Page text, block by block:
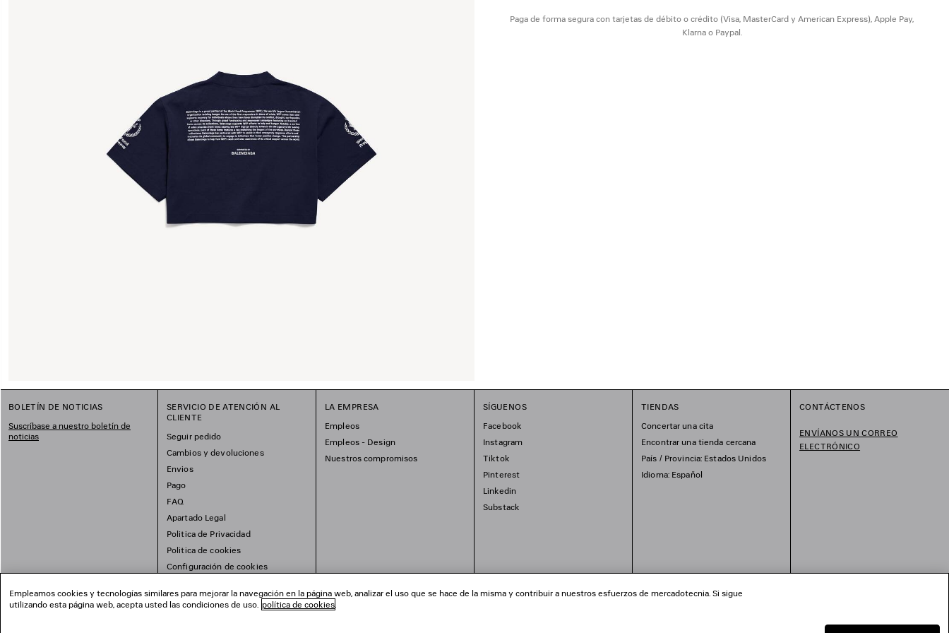
Paga de forma segura con tarjetas de débito o crédito (Visa, MasterCard y American Express), Apple Pay,
Klarna o Paypal.
BOLETÍN DE NOTICIAS
Suscríbase a nuestro boletín de
noticias
SERVICIO DE ATENCIÓN AL
CLIENTE
Seguir pedido
Cambios y devoluciones
Envios
Pago
FAQ
Apartado Legal
Politica de Privacidad
Politica de cookies
Configuración de cookies
LA EMPRESA
Empleos
Empleos - Design
Nuestros compromisos
SÍGUENOS
Facebook
Instagram
Tiktok
Pinterest
Linkedin
Substack
TIENDAS
Concertar una cita
Encontrar una tienda cercana
País / Provincia: Estados Unidos
Idioma: Español
CONTÁCTENOS
ENVÍANOS UN CORREO
ELECTRÓNICO
Empleamos cookies y tecnologías similares para mejorar la navegación en la página web, analizar el uso que se hace de la misma y contribuir a nuestros esfuerzos de mercadotecnia. Si sigue
utilizando esta página web, acepta usted las condiciones de uso. política de cookies.